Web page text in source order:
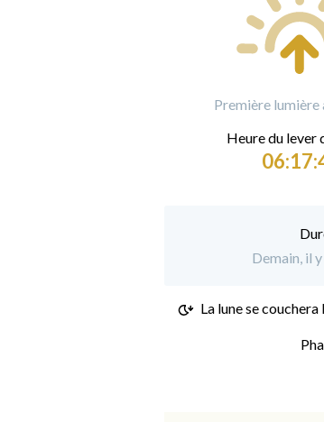
Première lumière
Heure du lever
Demain, il
La lune se couchera